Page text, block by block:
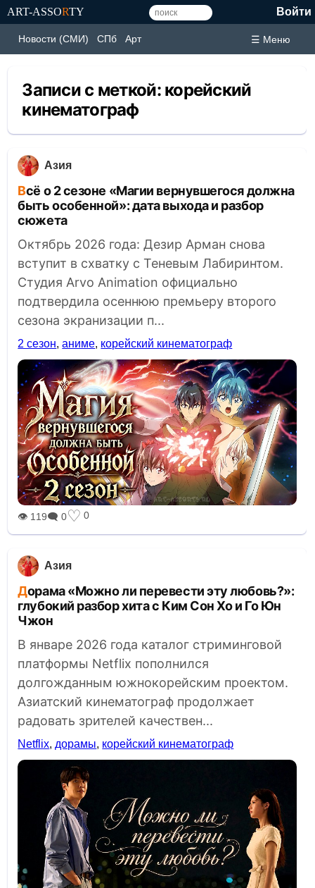
ART-ASSORTY Войти
Новости (СМИ) СПб Арт ☰ Меню
Записи с меткой: корейский
кинематограф
Азия
Всё о 2 сезоне «Магии вернувшегося должна
быть особенной»: дата выхода и разбор
сюжета
Октябрь 2026 года: Дезир Арман снова
вступит в схватку с Теневым Лабиринтом.
Студия Arvo Animation официально
подтвердила осеннюю премьеру второго
сезона экранизации п...
2 сезон,аниме, корейский кинематограф
👁 119🗨 0♡ 0
Азия
Дорама «Можно ли перевести эту любовь?»:
глубокий разбор хита с Ким Сон Хо и Го Юн
Чжон
В январе 2026 года каталог стриминговой
платформы Netflix пополнился
долгожданным южнокорейским проектом.
Азиатский кинематограф продолжает
радовать зрителей качествен...
Netflix, дорамы, корейский кинематограф